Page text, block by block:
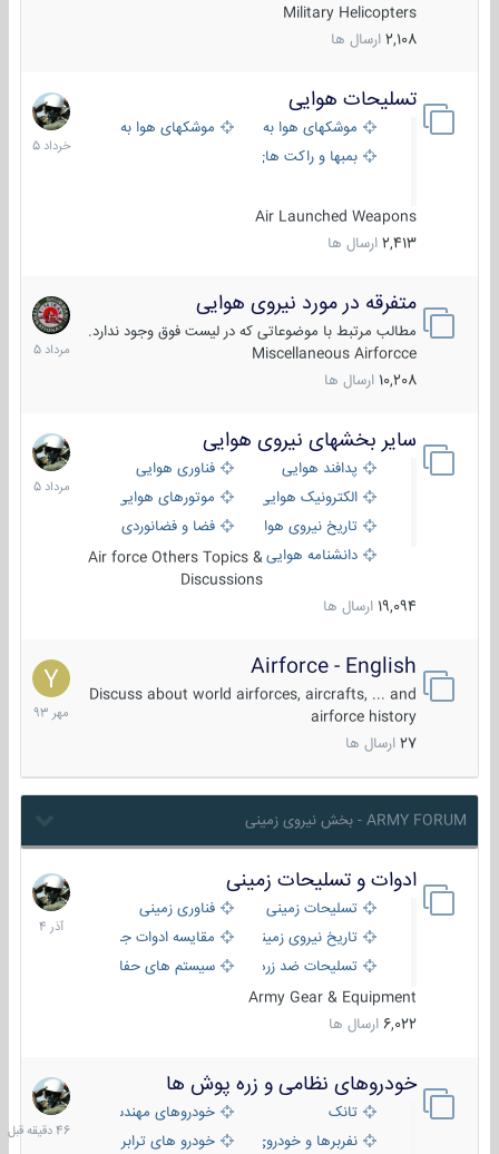
Military Helicopters
2,108 ارسال ها
تسلیحات هوایی
موشکهای هوا به هوا
موشکهای هوا به سطح
بمبها و راکت های هوایی
Air Launched Weapons
2,413 ارسال ها
30
خرداد
1405
متفرقه در مورد نیروی هوایی
مطالب مرتبط با موضوعاتی که در لیست فوق وجود ندارد.
Miscellaneous Airforcce
10,208 ارسال ها
7
مرداد
1405
سایر بخشهای نیروی هوایی
پدافند هوایی
فناوری هوایی
الکترونیک هوایی
موتورهای هوایی
تاریخ نیروی هوایی
فضا و فضانوردی
دانشنامه هواییAir force Others Topics &
Discussions
19,094 ارسال ها
2
مرداد
1405
Airforce - English
Discuss about world airforces, aircrafts, ... and
airforce history
27 ارسال ها
15
مهر
1393
ARMY FORUM - بخش نیروی زمینی
ادوات و تسلیحات زمینی
تسلیحات زمینی
فناوری زمینی
تاریخ نیروی زمینی
مقایسه ادوات جنگی
تسلیحات ضد زره
سیستم های حفاظت فعال
Army Gear & Equipment
6,022 ارسال ها
21
آذر
1404
خودروهای نظامی و زره پوش ها
تانک
خودروهای مهندسی
نفربرها و خودروی های رزمی پیاده نظام
خودرو های ترابری نظامی
46
دقیقه
قبل